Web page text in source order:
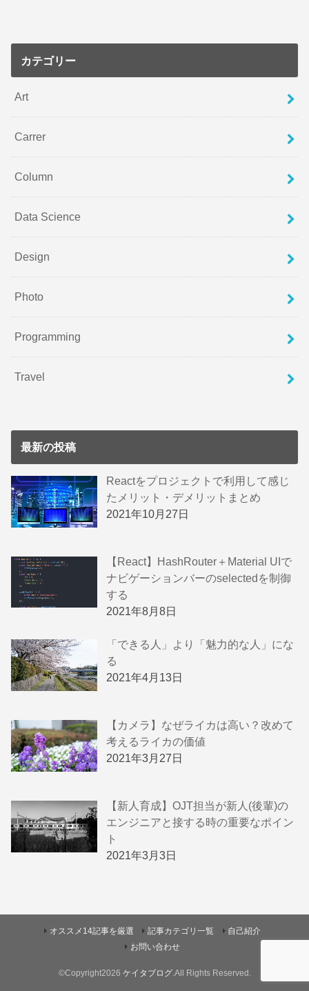
カテゴリー
Art
Carrer
Column
Data Science
Design
Photo
Programming
Travel
最新の投稿
Reactをプロジェクトで利用して感じ
たメリット・デメリットまとめ
2021年10月27日
【React】HashRouter＋Material UIで
ナビゲーションバーのselectedを制御
する
2021年8月8日
「できる人」より「魅力的な人」にな
る
2021年4月13日
【カメラ】なぜライカは高い？改めて
考えるライカの価値
2021年3月27日
【新人育成】OJT担当が新人(後輩)の
エンジニアと接する時の重要なポイン
ト
2021年3月3日
オススメ14記事を厳選 記事カテゴリ一覧
自己紹介
お問い合わせ
©Copyright2026 ケイタブログ.All Rights Reserved.